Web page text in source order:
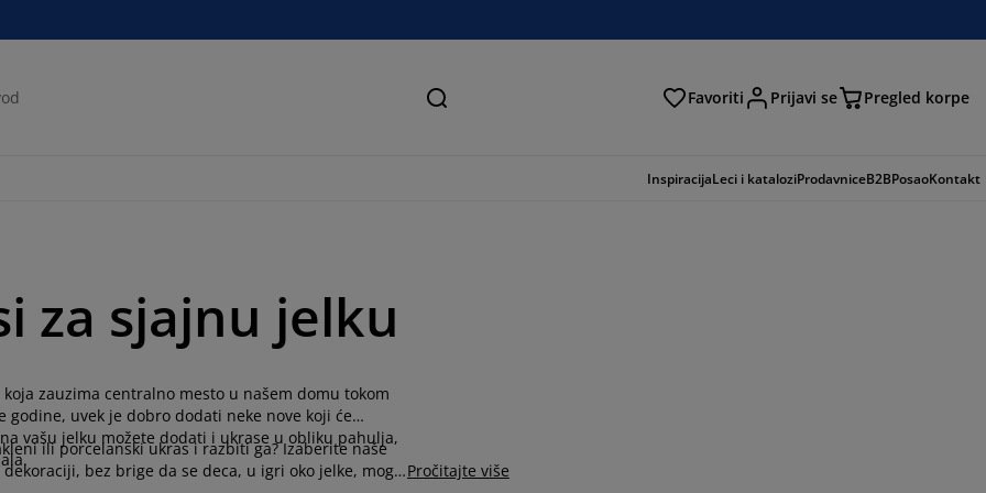
Pretraga Favoriti Prijavi se Pregled korpe
InspiracijaLeci i kataloziProdavniceB2BPosaoKontakt
za sjajnu jelku
zauzima centralno mesto u našem domu tokom
godine, uvek je dobro dodati neke nove koji će
vašu jelku možete dodati i ukrase u obliku pahulja,
ili porcelanski ukras i razbiti ga? Izaberite naše
bez brige da se deca, u igri oko jelke, mogu Pročitajte više